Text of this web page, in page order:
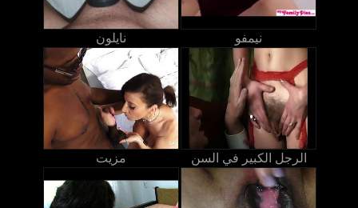
نايلون نيمفو
مزيت الرجل الكبير في السن